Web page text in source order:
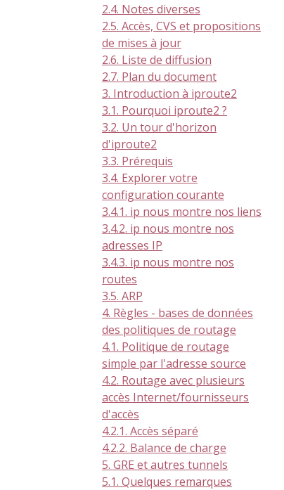
2.4. Notes diverses
2.5. Accès, CVS et propositions
de mises à jour
2.6. Liste de diffusion
2.7. Plan du document
3. Introduction à iproute2
3.1. Pourquoi iproute2 ?
3.2. Un tour d'horizon
d'iproute2
3.3. Prérequis
3.4. Explorer votre
configuration courante
3.4.1. ip nous montre nos liens
3.4.2. ip nous montre nos
adresses IP
3.4.3. ip nous montre nos
routes
3.5. ARP
4. Règles - bases de données
des politiques de routage
4.1. Politique de routage
simple par l'adresse source
4.2. Routage avec plusieurs
accès Internet/fournisseurs
d'accès
4.2.1. Accès séparé
4.2.2. Balance de charge
5. GRE et autres tunnels
5.1. Quelques remarques